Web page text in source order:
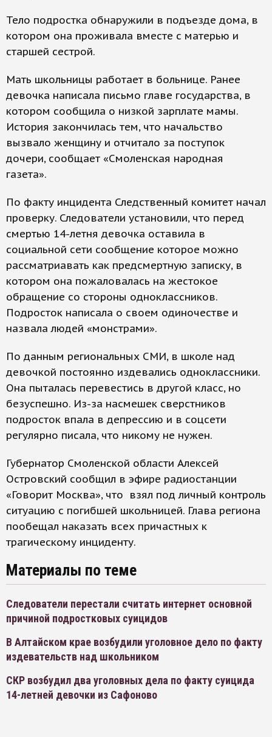
Тело подростка обнаружили в подъезде дома, в
котором она проживала вместе с матерью и
старшей сестрой.
Мать школьницы работает в больнице. Ранее
девочка написала письмо главе государства, в
котором сообщила о низкой зарплате мамы.
История закончилась тем, что начальство
вызвало женщину и отчитало за поступок
дочери, сообщает «Смоленская народная
газета».
По факту инцидента Следственный комитет начал
проверку. Следователи установили, что перед
смертью 14-летня девочка оставила в
социальной сети сообщение которое можно
рассматриавать как предсмертную записку, в
котором она пожаловалась на жестокое
обращение со стороны одноклассников.
Подросток написала о своем одиночестве и
назвала людей «монстрами».
По данным региональных СМИ, в школе над
девочкой постоянно издевались одноклассники.
Она пыталась перевестись в другой класс, но
безуспешно. Из-за насмешек сверстников
подросток впала в депрессию и в соцсети
регулярно писала, что никому не нужен.
Губернатор Смоленской области Алексей
Островский сообщил в эфире радиостанции
«Говорит Москва», что взял под личный контроль
ситуацию с погибшей школьницей. Глава региона
пообещал наказать всех причастных к
трагическому инциденту.
Материалы по теме
Следователи перестали считать интернет основной
причиной подростковых суицидов
В Алтайском крае возбудили уголовное дело по факту
издевательств над школьником
СКР возбудил два уголовных дела по факту суицида
14-летней девочки из Сафоново